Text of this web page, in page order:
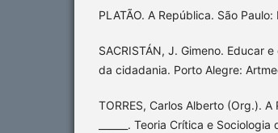
PLATÃO. A República. São
SACRISTÁN, J. Gimeno. Educar
da cidadania. Porto Alegre:
TORRES, Carlos Alberto (Org.).
______. Teoria Crítica e